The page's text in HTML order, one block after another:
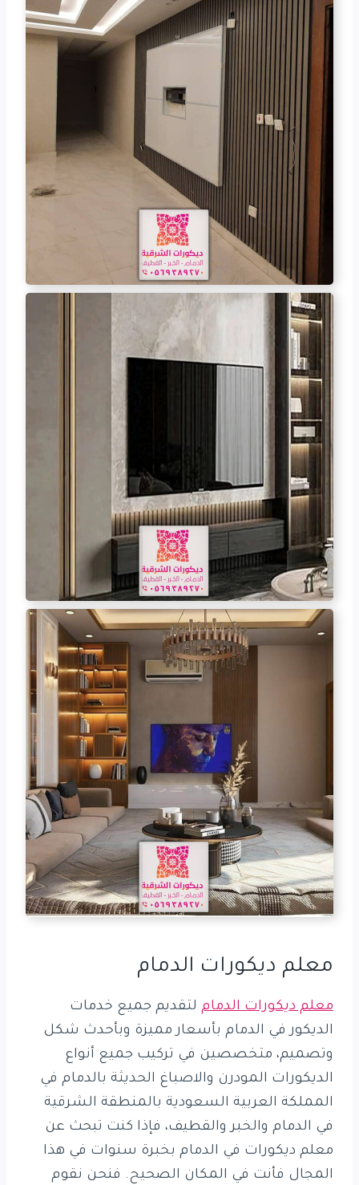
معلم ديكورات الدمام
معلم ديكورات الدمام لتقديم جميع خدمات
الديكور في الدمام بأسعار مميزة وبأحدث شكل
وتصميم، متخصصين في تركيب جميع أنواع
الديكورات المودرن والاصباغ الحديثة بالدمام في
المملكة العربية السعودية بالمنطقة الشرقية
في الدمام والخبر والقطيف، فإذا كنت تبحث عن
معلم ديكورات في الدمام بخبرة سنوات في هذا
المجال فأنت في المكان الصحيح. فنحن نقوم